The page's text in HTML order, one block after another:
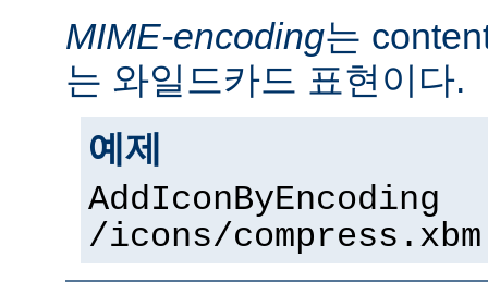
MIME-encoding는
는 와일드카드 표현이다.
예제
AddIconByEncoding
/icons/